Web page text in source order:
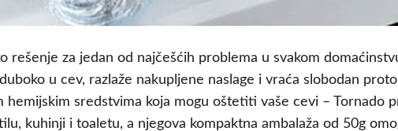
rešenje za jedan od najčešćih problema u svakom
u cev, razlaže nakupljene naslage i vraća slobodan
sredstvima koja mogu oštetiti vaše cevi – Tornado
kuhinji i toaletu, a njegova kompaktna ambalaža od 50g